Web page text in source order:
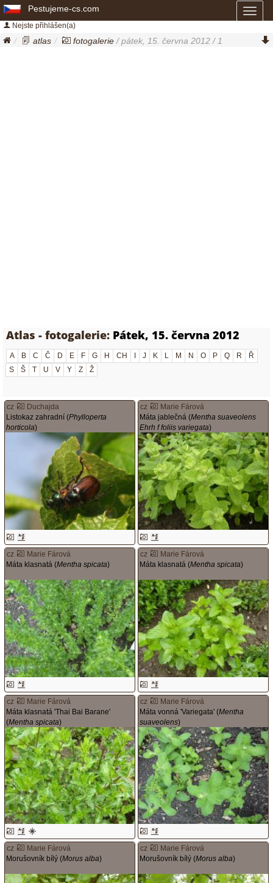
Pestujeme-cs.com
Nejste přihlášen(a)
atlas fotogalerie / pátek, 15. června 2012 / 1
Atlas - fotogalerie: Pátek, 15. června 2012
A B C Č D E F G H CH J K L M N O P Q R
Ř
S
Š T U V Y Z Ž
cz
Duchajda
Listokaz zahradní (Phylloperta
horticola)
cz
Marie Fárová
Máta jablečná (Mentha suaveolens
Ehrh f foliis variegata)
cz
Marie Fárová
Máta klasnatá (Mentha spicata)
cz
Marie Fárová
Máta klasnatá (Mentha spicata)
cz
Marie Fárová
Máta klasnatá 'Thai Bai Barane'
(Mentha spicata)
cz
Marie Fárová
Máta vonná 'Variegata' (Mentha
suaveolens)
cz
Marie Fárová
Morušovník bílý (Morus alba)
cz
Marie Fárová
Morušovník bílý (Morus alba)